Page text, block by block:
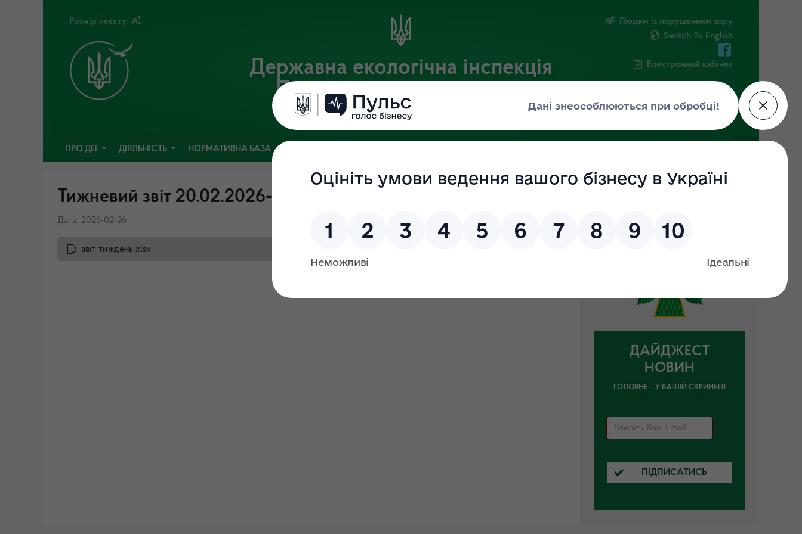
Розмір тексту:
Державна екологічна інспекція
Придніпровського округу
Офіційний веб-портал Державної екологічної інспекції України
Людям із порушенням зору
Switch To English
Електронний кабінет
ПРО ДЕІ ДІЯЛЬНІСТЬ НОРМАТИВНА БАЗА
Тижневий звіт 20.02.2026-26.02.2026
Дата: 2026-02-26
звіт тиждень.xlsx
ДАЙДЖЕСТ
НОВИН
ГОЛОВНЕ – У ВАШІЙ СКРИНЬЦІ
ПІДПИСАТИСЬ